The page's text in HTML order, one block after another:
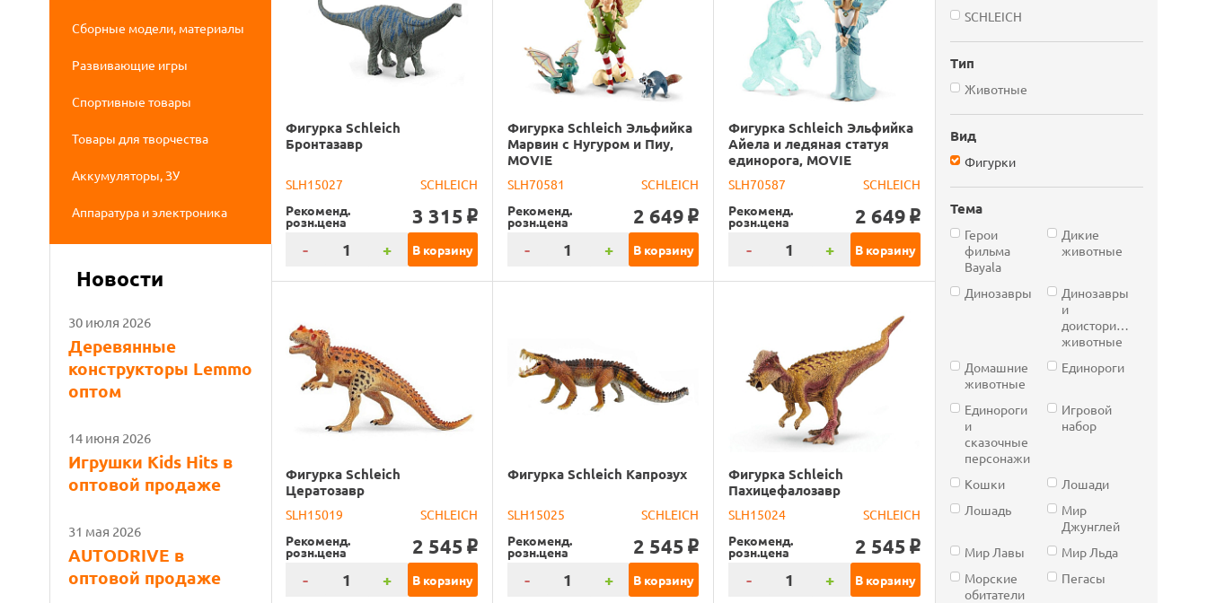
Сборные модели, материалы
Развивающие игры
Спортивные товары
Товары для творчества
Аккумуляторы, ЗУ
Аппаратура и электроника
Новости
30 июля 2026
Деревянные
конструкторы Lemmo
оптом
14 июня 2026
Игрушки Kids Hits в
оптовой продаже
31 мая 2026
AUTODRIVE в
оптовой продаже
SCHLEICH
Тип
Животные
Вид
Фигурки
Тема
Герои
фильма
Bayala
Дикие
животные
Динозавры
Динозавры
и
доисторические
животные
Домашние
животные
Единороги
Единороги
и
сказочные
персонажи
Игровой
набор
Кошки
Лошади
Лошадь
Мир
Джунглей
Мир Лавы
Мир Льда
Морские
обитатели
Пегасы
Фигурка Schleich
Бронтазавр
SLH15027
SCHLEICH
Рекоменд.
розн.цена 3 315 o
- + В корзину
Фигурка Schleich Эльфийка
Марвин с Нугуром и Пиу,
MOVIE
SLH70581
SCHLEICH
Рекоменд.
розн.цена 2 649 o
- + В корзину
Фигурка Schleich Эльфийка
Айела и ледяная статуя
единорога, MOVIE
SLH70587
SCHLEICH
Рекоменд.
розн.цена 2 649 o
- + В корзину
Фигурка Schleich
Цератозавр
SLH15019
SCHLEICH
Рекоменд.
розн.цена 2 545 o
- + В корзину
Фигурка Schleich Капрозух
SLH15025
SCHLEICH
Рекоменд.
розн.цена 2 545 o
- + В корзину
Фигурка Schleich
Пахицефалозавр
SLH15024
SCHLEICH
Рекоменд.
розн.цена 2 545 o
- + В корзину